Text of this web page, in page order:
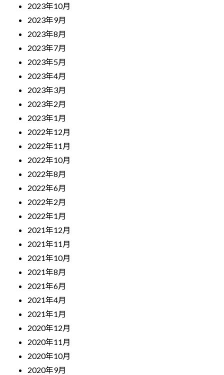
2023年10月
2023年9月
2023年8月
2023年7月
2023年5月
2023年4月
2023年3月
2023年2月
2023年1月
2022年12月
2022年11月
2022年10月
2022年8月
2022年6月
2022年2月
2022年1月
2021年12月
2021年11月
2021年10月
2021年8月
2021年6月
2021年4月
2021年1月
2020年12月
2020年11月
2020年10月
2020年9月